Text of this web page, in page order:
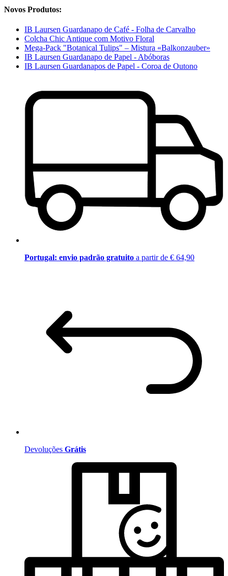
Novos Produtos:
IB Laursen Guardanapo de Café - Folha de Carvalho
Colcha Chic Antique com Motivo Floral
Mega-Pack "Botanical Tulips" – Mistura «Balkonzauber»
IB Laursen Guardanapo de Papel - Abóboras
IB Laursen Guardanapos de Papel - Coroa de Outono
Portugal: envio padrão gratuito a partir de € 64,90
Devoluções Grátis